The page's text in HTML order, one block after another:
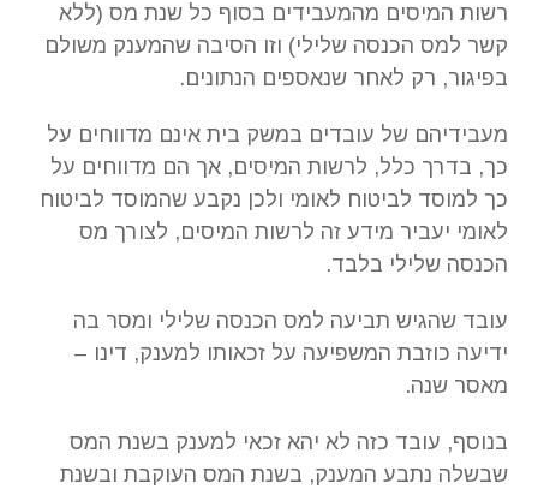
רשות המיסים מהמעבידים בסוף כל שנת מס (ללא
קשר למס הכנסה שלילי) וזו הסיבה שהמענק משולם
בפיגור, רק לאחר שנאספים הנתונים.
מעבידיהם של עובדים במשק בית אינם מדווחים על
כך, בדרך כלל, לרשות המיסים, אך הם מדווחים על
כך למוסד לביטוח לאומי ולכן נקבע שהמוסד לביטוח
לאומי יעביר מידע זה לרשות המיסים, לצורך מס
הכנסה שלילי בלבד.
עובד שהגיש תביעה למס הכנסה שלילי ומסר בה
ידיעה כוזבת המשפיעה על זכאותו למענק, דינו –
מאסר שנה.
בנוסף, עובד כזה לא יהא זכאי למענק בשנת המס
שבשלה נתבע המענק, בשנת המס העוקבת ובשנת